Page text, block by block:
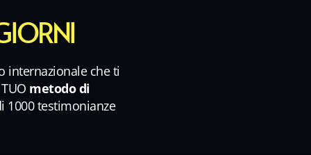
internazionale che ti
metodo di
1000 testimonianze